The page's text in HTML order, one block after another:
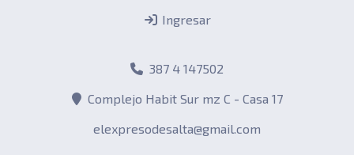
Ingresar
387 4 147502
Complejo Habit Sur mz C - Casa 17
elexpresodesalta@gmail.com